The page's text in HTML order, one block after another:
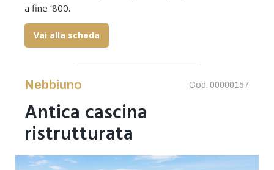
a fine ‘800.
Vai alla scheda
Nebbiuno Cod. 00000157
Antica cascina
ristrutturata